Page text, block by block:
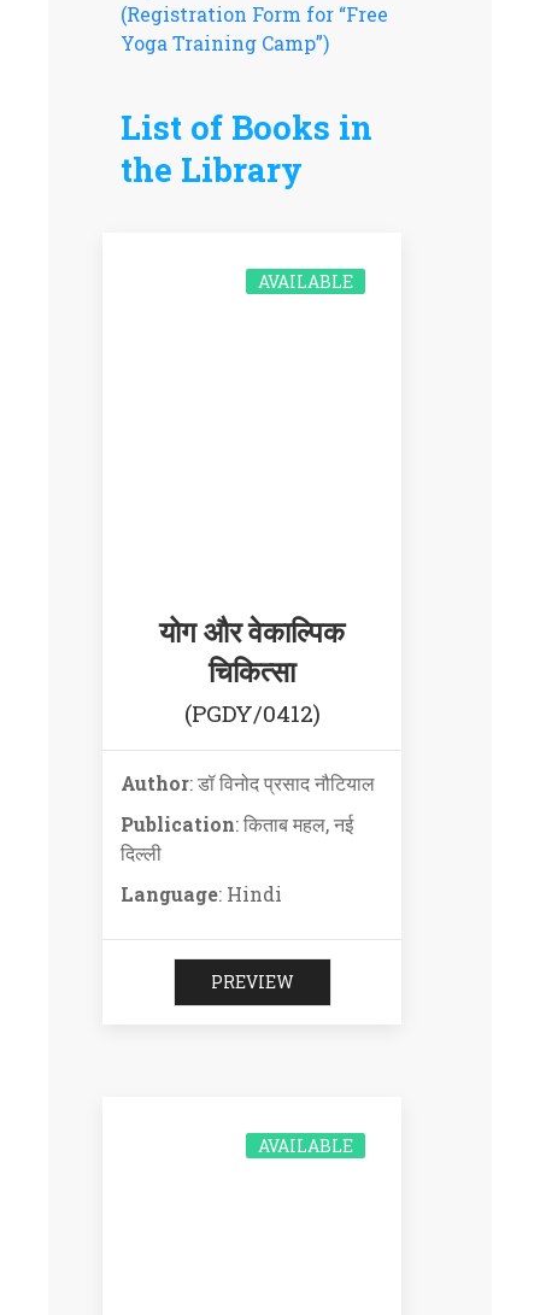
(Registration Form for “Free
Yoga Training Camp”)
List of Books in
the Library
योग और वेकाल्पिक
चिकित्सा
(PGDY/0412)
AVAILABLE
Author: डॉ विनोद प्रसाद नौटियाल
Publication: किताब महल, नई
दिल्ली
Language: Hindi
PREVIEW
AVAILABLE